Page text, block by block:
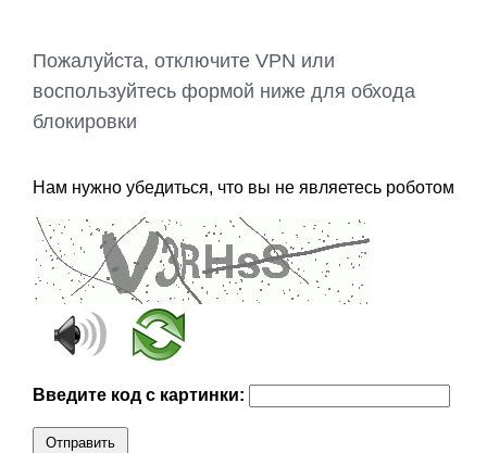
Пожалуйста, отключите VPN или
воспользуйтесь формой ниже для обхода
блокировки
Нам нужно убедиться, что вы не являетесь роботом
Введите код с картинки:
Отправить